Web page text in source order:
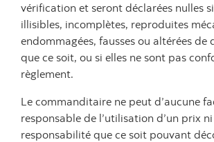
vérification et seront déclarées nulles
illisibles, incomplètes, reproduites
endommagées, fausses ou altérées de
que ce soit, ou si elles ne sont pas
règlement.
Le commanditaire ne peut d’aucune
responsable de l’utilisation d’un prix
responsabilité que ce soit pouvant